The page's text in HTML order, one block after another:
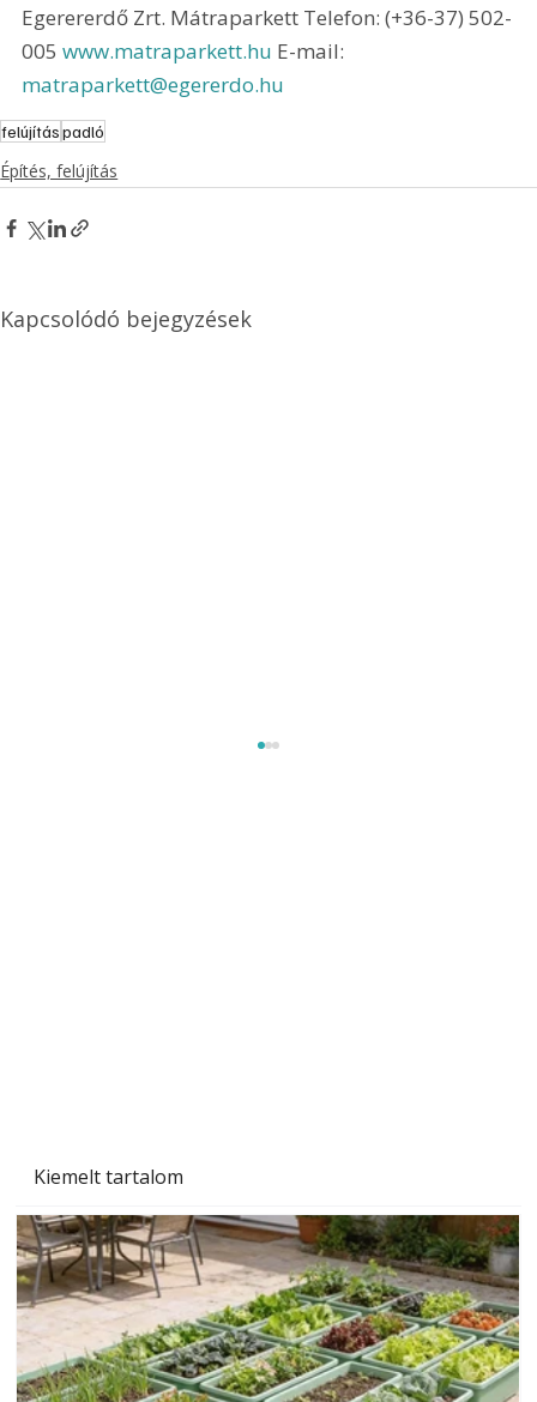
Kiemelt tartalom
Egerererdő Zrt. Mátraparkett Telefon: (+36-37) 502-
005 www.matraparkett.hu E-mail:
matraparkett@egererdo.hu
felújításpadló
Építés, felújítás
Kapcsolódó bejegyzések